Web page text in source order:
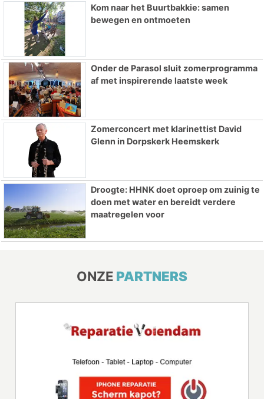
Kom naar het Buurtbakkie: samen
bewegen en ontmoeten
Onder de Parasol sluit zomerprogramma
af met inspirerende laatste week
Zomerconcert met klarinettist David
Glenn in Dorpskerk Heemskerk
Droogte: HHNK doet oproep om zuinig te
doen met water en bereidt verdere
maatregelen voor
ONZE PARTNERS